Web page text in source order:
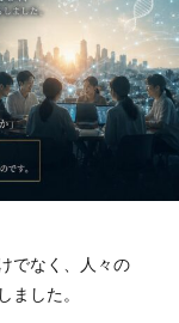
でなく、人々の
ました。